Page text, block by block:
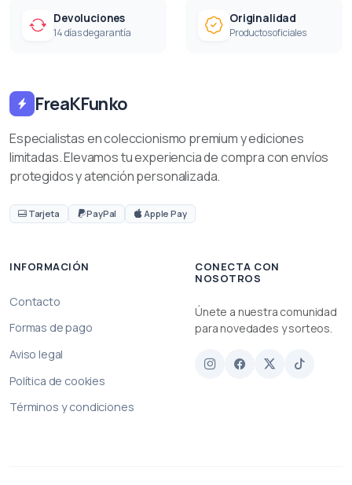
Devoluciones
14 días de garantía
Originalidad
Productos oficiales
FreaKFunko
Especialistas en coleccionismo premium y ediciones
limitadas. Elevamos tu experiencia de compra con envíos
protegidos y atención personalizada.
Tarjeta PayPal Apple Pay
INFORMACIÓN
Contacto
Formas de pago
Aviso legal
Política de cookies
Términos y condiciones
CONECTA CON
NOSOTROS
Únete a nuestra comunidad
para novedades y sorteos.